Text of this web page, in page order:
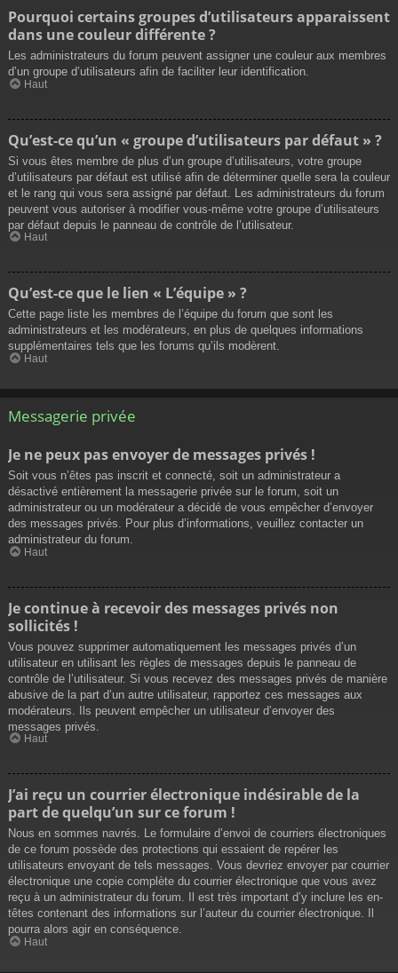
Pourquoi certains groupes d’utilisateurs apparaissent
dans une couleur différente ?
Les administrateurs du forum peuvent assigner une couleur aux membres
d’un groupe d’utilisateurs afin de faciliter leur identification.
Haut
Qu’est-ce qu’un « groupe d’utilisateurs par défaut » ?
Si vous êtes membre de plus d’un groupe d’utilisateurs, votre groupe
d’utilisateurs par défaut est utilisé afin de déterminer quelle sera la couleur
et le rang qui vous sera assigné par défaut. Les administrateurs du forum
peuvent vous autoriser à modifier vous-même votre groupe d’utilisateurs
par défaut depuis le panneau de contrôle de l’utilisateur.
Haut
Qu’est-ce que le lien « L’équipe » ?
Cette page liste les membres de l’équipe du forum que sont les
administrateurs et les modérateurs, en plus de quelques informations
supplémentaires tels que les forums qu’ils modèrent.
Haut
Messagerie privée
Je ne peux pas envoyer de messages privés !
Soit vous n’êtes pas inscrit et connecté, soit un administrateur a
désactivé entièrement la messagerie privée sur le forum, soit un
administrateur ou un modérateur a décidé de vous empêcher d’envoyer
des messages privés. Pour plus d’informations, veuillez contacter un
administrateur du forum.
Haut
Je continue à recevoir des messages privés non
sollicités !
Vous pouvez supprimer automatiquement les messages privés d’un
utilisateur en utilisant les règles de messages depuis le panneau de
contrôle de l’utilisateur. Si vous recevez des messages privés de manière
abusive de la part d’un autre utilisateur, rapportez ces messages aux
modérateurs. Ils peuvent empêcher un utilisateur d’envoyer des
messages privés.
Haut
J’ai reçu un courrier électronique indésirable de la
part de quelqu’un sur ce forum !
Nous en sommes navrés. Le formulaire d’envoi de courriers électroniques
de ce forum possède des protections qui essaient de repérer les
utilisateurs envoyant de tels messages. Vous devriez envoyer par courrier
électronique une copie complète du courrier électronique que vous avez
reçu à un administrateur du forum. Il est très important d’y inclure les en-
têtes contenant des informations sur l’auteur du courrier électronique. Il
pourra alors agir en conséquence.
Haut